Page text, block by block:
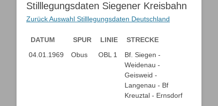
Stilllegungsdaten Siegener Kreisbahn
Zurück Auswahl Stilllegungsdaten Deutschland
DATUM SPUR LINIE
STRECKE
DATUM
SPUR LINIE STRECKE
04.01.1969 Obus OBL 1
Bf. Siegen -
Weidenau -
Geisweid -
Langenau - Bf
Kreuztal - Ernsdorf